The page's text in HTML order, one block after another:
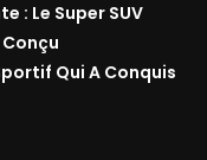
: Le Super SUV
Qui A Conquis